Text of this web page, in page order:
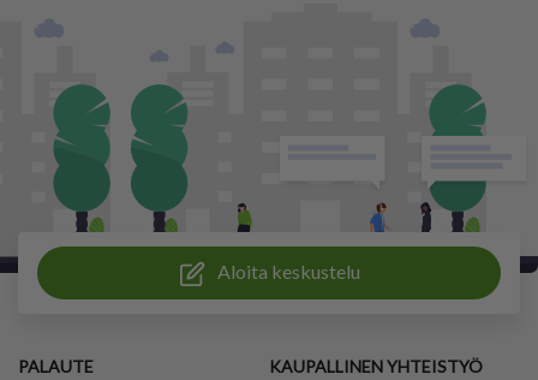
Aloita keskustelu
PALAUTE KAUPALLINEN YHTEISTYÖ